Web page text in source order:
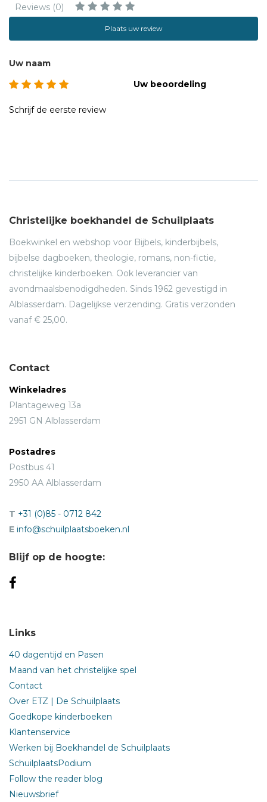
Reviews (0)
Plaats uw review
Uw naam
Uw beoordeling
Schrijf de eerste review
Christelijke boekhandel de Schuilplaats
Boekwinkel en webshop voor Bijbels, kinderbijbels,
bijbelse dagboeken, theologie, romans, non-fictie,
christelijke kinderboeken. Ook leverancier van
avondmaalsbenodigdheden. Sinds 1962 gevestigd in
Alblasserdam. Dagelijkse verzending. Gratis verzonden
vanaf € 25,00.
Contact
Winkeladres
Plantageweg 13a
2951 GN Alblasserdam
Postadres
Postbus 41
2950 AA Alblasserdam
T +31 (0)85 - 0712 842
E info@schuilplaatsboeken.nl
Blijf op de hoogte:
Links
40 dagentijd en Pasen
Maand van het christelijke spel
Contact
Over ETZ | De Schuilplaats
Goedkope kinderboeken
Klantenservice
Werken bij Boekhandel de Schuilplaats
SchuilplaatsPodium
Follow the reader blog
Nieuwsbrief